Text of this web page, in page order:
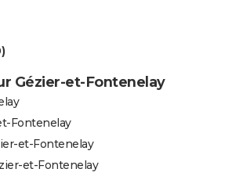
Gézier-et-Fontenelay
Fontenelay
et-Fontenelay
et-Fontenelay